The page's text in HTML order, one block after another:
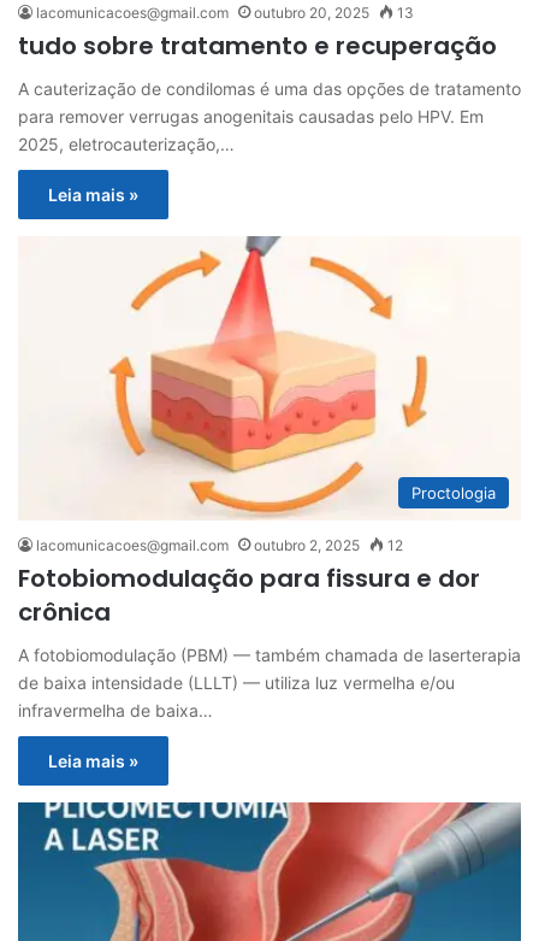
lacomunicacoes@gmail.com outubro 20, 2025 13
tudo sobre tratamento e recuperação
A cauterização de condilomas é uma das opções de tratamento
para remover verrugas anogenitais causadas pelo HPV. Em
2025, eletrocauterização,…
Leia mais »
Proctologia
lacomunicacoes@gmail.com outubro 2, 2025 12
Fotobiomodulação para fissura e dor
crônica
A fotobiomodulação (PBM) — também chamada de laserterapia
de baixa intensidade (LLLT) — utiliza luz vermelha e/ou
infravermelha de baixa…
Leia mais »